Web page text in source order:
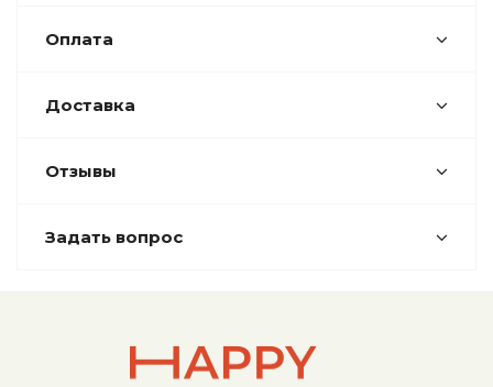
Оплата
Доставка
Отзывы
Задать вопрос